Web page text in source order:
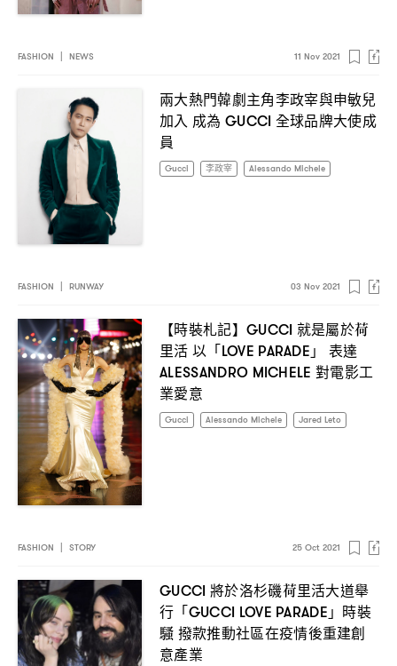
FASHION NEWS 11 Nov 2021
兩大熱門韓劇主角李政宰與申敏兒
加入 成為 GUCCI 全球品牌大使成
員
Gucci 李政宰 Alessando Michele
FASHION RUNWAY 03 Nov 2021
【時裝札記】 GUCCI 就是屬於荷
里活 以「LOVE PARADE 」 表達
ALESSANDRO MICHELE對電影工
業愛意
Gucci Alessando Michele Jared Leto
FASHION STORY 25 Oct 2021
GUCCI 將於洛杉磯荷里活大道舉
行「GUCCI LOVE PARADE 」時裝
騷 撥款推動社區在疫情後重建創
意產業